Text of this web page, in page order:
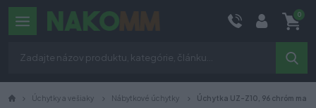
0
Úchytky a vešiaky Nábytkové úchytky Úchytka UZ-Z10, 96 chróm